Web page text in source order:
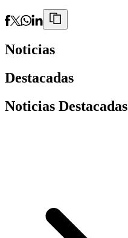
Noticias
Destacadas
Noticias Destacadas